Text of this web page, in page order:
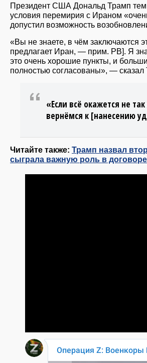
Президент США Дональд Трамп
условия перемирия с Ираном
допустил возможность
«Вы не знаете, в чём заключаются
предлагает Иран, — прим. РВ]. Я
это очень хорошие пункты, и
полностью согласованы», —
«Если всё окажется не
вернёмся к [нанесению
Читайте также: Трамп назвал
сыграла важную роль в